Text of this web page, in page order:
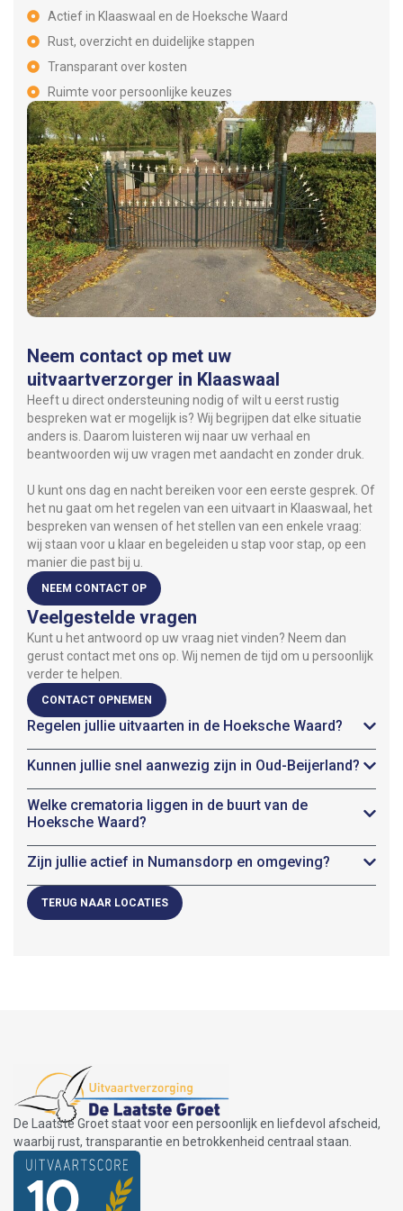
Actief in Klaaswaal en de Hoeksche Waard
Rust, overzicht en duidelijke stappen
Transparant over kosten
Ruimte voor persoonlijke keuzes
Neem contact op met uw
uitvaartverzorger in Klaaswaal
Heeft u direct ondersteuning nodig of wilt u eerst rustig
bespreken wat er mogelijk is? Wij begrijpen dat elke situatie
anders is. Daarom luisteren wij naar uw verhaal en
beantwoorden wij uw vragen met aandacht en zonder druk.
U kunt ons dag en nacht bereiken voor een eerste gesprek. Of
het nu gaat om het regelen van een uitvaart in Klaaswaal, het
bespreken van wensen of het stellen van een enkele vraag:
wij staan voor u klaar en begeleiden u stap voor stap, op een
manier die past bij u.
NEEM CONTACT OP
Veelgestelde vragen
Kunt u het antwoord op uw vraag niet vinden? Neem dan
gerust contact met ons op. Wij nemen de tijd om u persoonlijk
verder te helpen.
CONTACT OPNEMEN
Regelen jullie uitvaarten in de Hoeksche Waard?
Kunnen jullie snel aanwezig zijn in Oud-Beijerland?
Welke crematoria liggen in de buurt van de
Hoeksche Waard?
Zijn jullie actief in Numansdorp en omgeving?
TERUG NAAR LOCATIES
De Laatste Groet staat voor een persoonlijk en liefdevol afscheid,
waarbij rust, transparantie en betrokkenheid centraal staan.